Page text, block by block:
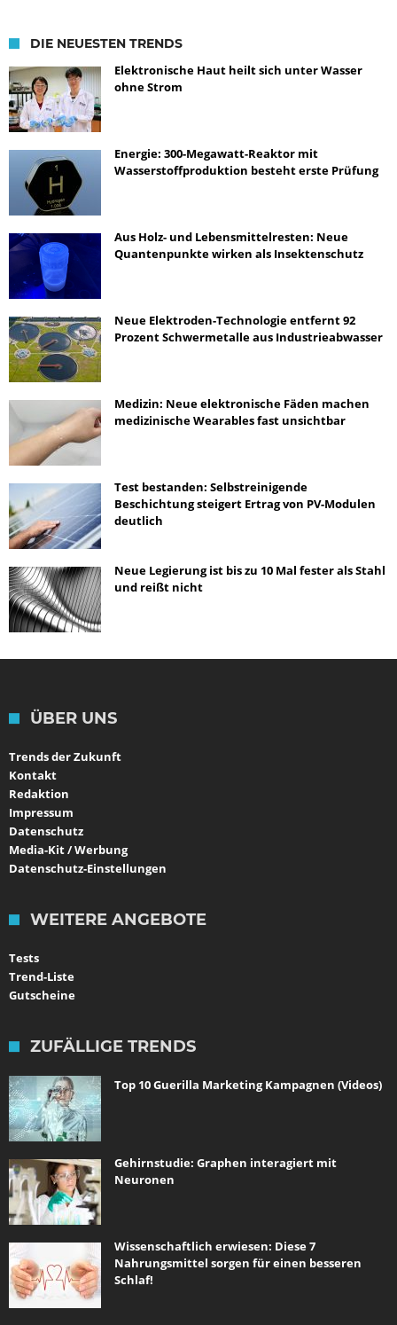
DIE NEUESTEN TRENDS
Elektronische Haut heilt sich unter Wasser
ohne Strom
Energie: 300-Megawatt-Reaktor mit
Wasserstoffproduktion besteht erste Prüfung
Aus Holz- und Lebensmittelresten: Neue
Quantenpunkte wirken als Insektenschutz
Neue Elektroden-Technologie entfernt 92
Prozent Schwermetalle aus Industrieabwasser
Medizin: Neue elektronische Fäden machen
medizinische Wearables fast unsichtbar
Test bestanden: Selbstreinigende
Beschichtung steigert Ertrag von PV-Modulen
deutlich
Neue Legierung ist bis zu 10 Mal fester als Stahl
und reißt nicht
ÜBER UNS
Trends der Zukunft
Kontakt
Redaktion
Impressum
Datenschutz
Media-Kit / Werbung
Datenschutz-Einstellungen
WEITERE ANGEBOTE
Tests
Trend-Liste
Gutscheine
ZUFÄLLIGE TRENDS
Top 10 Guerilla Marketing Kampagnen (Videos)
Gehirnstudie: Graphen interagiert mit
Neuronen
Wissenschaftlich erwiesen: Diese 7
Nahrungsmittel sorgen für einen besseren
Schlaf!